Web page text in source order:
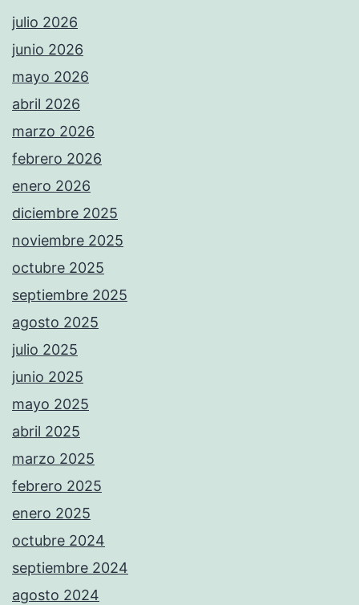
julio 2026
junio 2026
mayo 2026
abril 2026
marzo 2026
febrero 2026
enero 2026
diciembre 2025
noviembre 2025
octubre 2025
septiembre 2025
agosto 2025
julio 2025
junio 2025
mayo 2025
abril 2025
marzo 2025
febrero 2025
enero 2025
octubre 2024
septiembre 2024
agosto 2024